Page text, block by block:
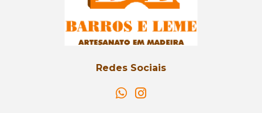
Redes Sociais